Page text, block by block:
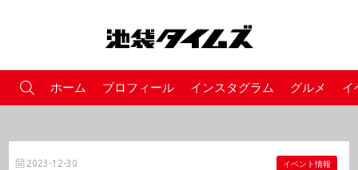
ホーム プロフィール インスタグラム グルメ イ
2023-12-30 イベント情報